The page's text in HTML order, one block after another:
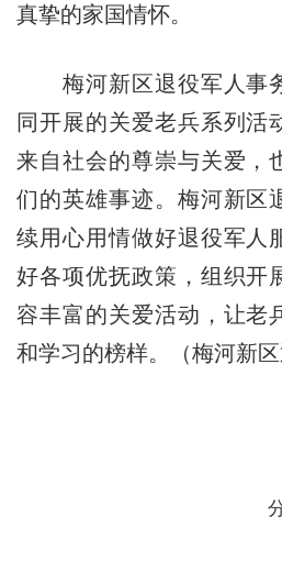
真挚的家国情怀。
梅河新区退役军人事
同开展的关爱老兵系列活
来自社会的尊崇与关爱，
们的英雄事迹。梅河新区
续用心用情做好退役军人
好各项优抚政策，组织开
容丰富的关爱活动，让老
和学习的榜样。（梅河新区